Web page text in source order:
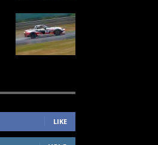
LIKE